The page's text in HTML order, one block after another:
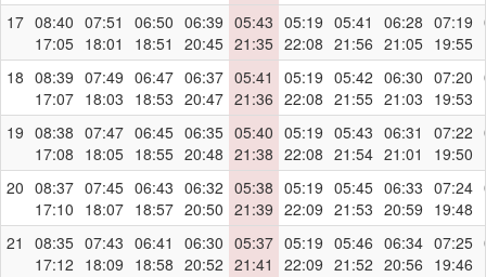
17 08:40
17:05
07:51
18:01
06:50
18:51
06:39
20:45
05:43
21:35
05:19
22:08
05:41
21:56
06:28
21:05
07:19
19:55
18 08:39
17:07
07:49
18:03
06:47
18:53
06:37
20:47
05:41
21:36
05:19
22:08
05:42
21:55
06:30
21:03
07:20
19:53
19 08:38
17:08
07:47
18:05
06:45
18:55
06:35
20:48
05:40
21:38
05:19
22:08
05:43
21:54
06:31
21:01
07:22
19:50
20 08:37
17:10
07:45
18:07
06:43
18:57
06:32
20:50
05:38
21:39
05:19
22:09
05:45
21:53
06:33
20:59
07:24
19:48
21
08:35
17:12
07:43
18:09
06:41
18:58
06:30
20:52
05:37
21:41
05:19
22:09
05:46
21:52
06:34
20:56
07:25
19:46